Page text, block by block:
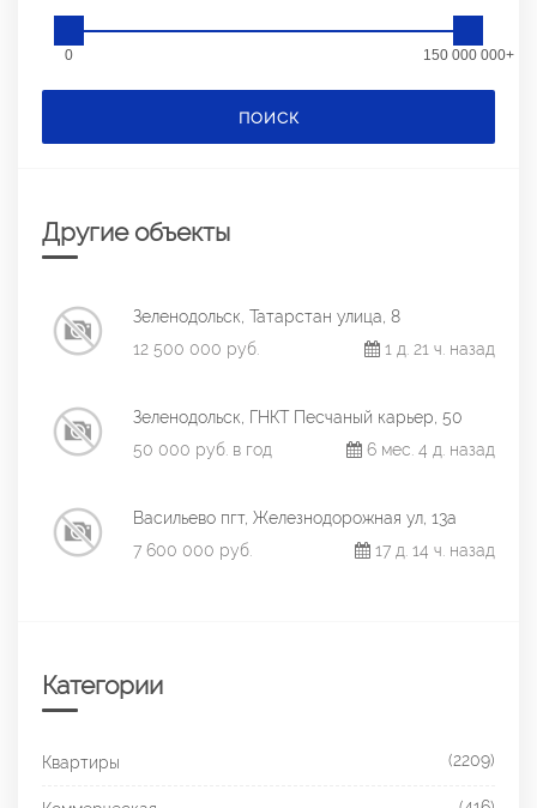
0 150 000 000+
ПОИСК
Другие объекты
Зеленодольск, Татарстан улица, 8
12 500 000 руб.
1 д. 21 ч. назад
Зеленодольск, ГНКТ Песчаный карьер, 50
50 000 руб. в год
6 мес. 4 д. назад
Васильево пгт, Железнодорожная ул, 13а
7 600 000 руб.
17 д. 14 ч. назад
Категории
Квартиры (2209)